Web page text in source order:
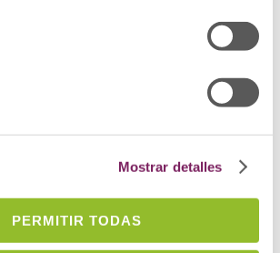
Mostrar detalles
PERMITIR TODAS
entre ellos....